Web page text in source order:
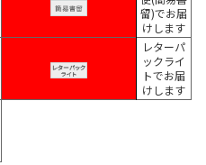
留)でお届
けします
レターパ
ックライ
トでお届
けします